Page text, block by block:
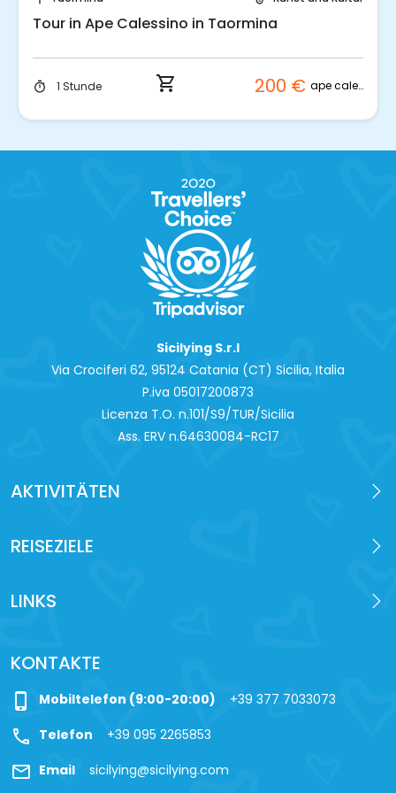
Tour in Ape Calessino in Taormina
timer 1 Stunde shopping_cart 200 € ape calessino
Sicilying S.r.l
Via Crociferi 62, 95124 Catania (CT) Sicilia, Italia
P.iva 0‍5017200873
Licenza T.O. n.101/S9/TUR/Sicilia
Ass. ERV n.64630084-RC17
AKTIVITÄTEN
REISEZIELE
LINKS
KONTAKTE
phone_iphone Mobiltelefon (9:00-20:00) +39 377 7033073
call Telefon +39 095 2265853
mail Email sicilying@sicilying.com